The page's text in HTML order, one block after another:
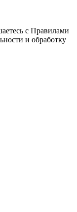
с Правилами
и обработку